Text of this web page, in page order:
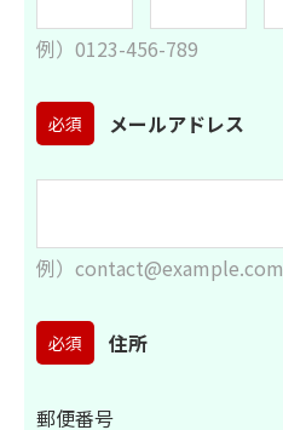
例）0123-456-789
メールアドレス
必須
例）contact@example.com
住所
必須
郵便番号